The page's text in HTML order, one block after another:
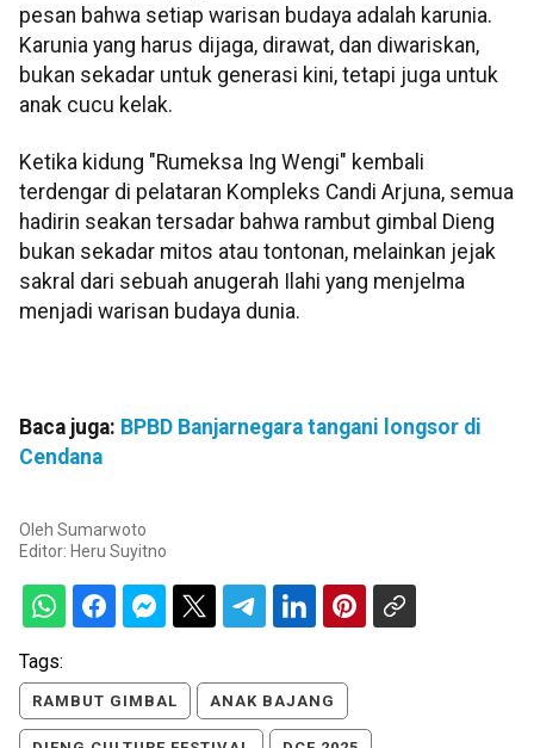
pesan bahwa setiap warisan budaya adalah karunia.
Karunia yang harus dijaga, dirawat, dan diwariskan,
bukan sekadar untuk generasi kini, tetapi juga untuk
anak cucu kelak.
Ketika kidung "Rumeksa Ing Wengi" kembali
terdengar di pelataran Kompleks Candi Arjuna, semua
hadirin seakan tersadar bahwa rambut gimbal Dieng
bukan sekadar mitos atau tontonan, melainkan jejak
sakral dari sebuah anugerah Ilahi yang menjelma
menjadi warisan budaya dunia.
Baca juga: BPBD Banjarnegara tangani longsor di
Cendana
Oleh Sumarwoto
Editor: Heru Suyitno
Tags:
RAMBUT GIMBAL ANAK BAJANG